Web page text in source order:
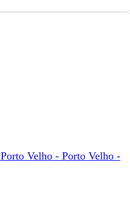
Velho - Porto Velho -